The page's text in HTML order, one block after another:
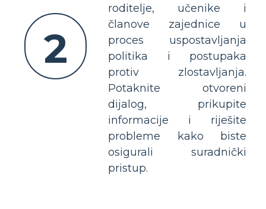
2
roditelje, učenike i
članove zajednice u
proces uspostavljanja
politika i postupaka
protiv zlostavljanja.
Potaknite otvoreni
dijalog, prikupite
informacije i riješite
probleme kako biste
osigurali suradnički
pristup.